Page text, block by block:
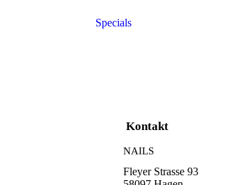
Specials
Kontakt
NAILS
Fleyer Strasse 93